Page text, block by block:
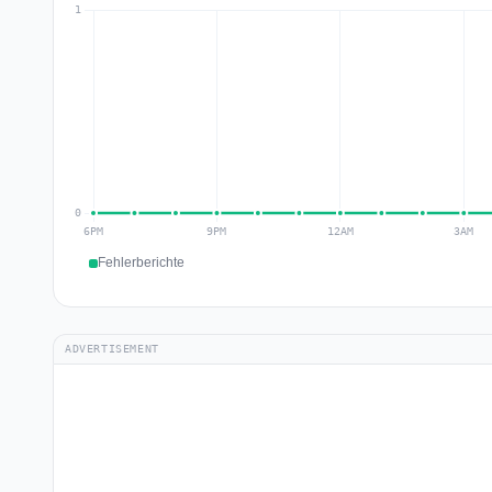
Fehlerberichte
ADVERTISEMENT